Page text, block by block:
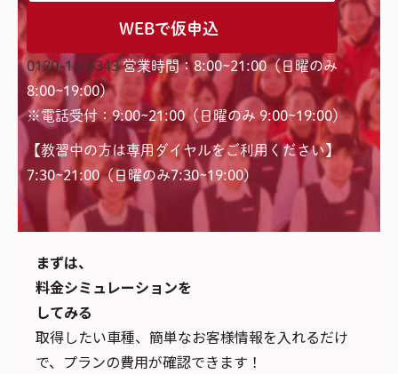
WEBで仮申込
0120-15-6343 営業時間：8:00~21:00（日曜のみ
8:00~19:00）
※電話受付：9:00~21:00（日曜のみ 9:00~19:00）
【教習中の方は専用ダイヤルをご利用ください】
7:30~21:00（日曜のみ7:30~19:00)
まずは、
料金シミュレーションを
してみる
取得したい車種、簡単なお客様情報を入れるだけ
で、 プランの費用が確認できます！